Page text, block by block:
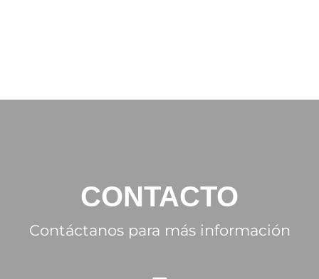
CONTACTO
Contáctanos para más información